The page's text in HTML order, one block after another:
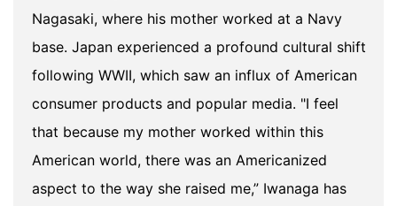
Nagasaki, where his mother worked at a Navy
base. Japan experienced a profound cultural shift
following WWII, which saw an influx of American
consumer products and popular media. "I feel
that because my mother worked within this
American world, there was an Americanized
aspect to the way she raised me,” Iwanaga has